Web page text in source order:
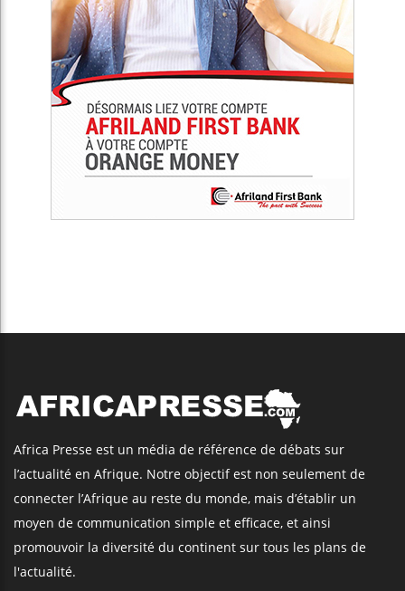
Africa Presse est un média de référence de débats sur
l’actualité en Afrique. Notre objectif est non seulement de
connecter l’Afrique au reste du monde, mais d’établir un
moyen de communication simple et efficace, et ainsi
promouvoir la diversité du continent sur tous les plans de
l'actualité.